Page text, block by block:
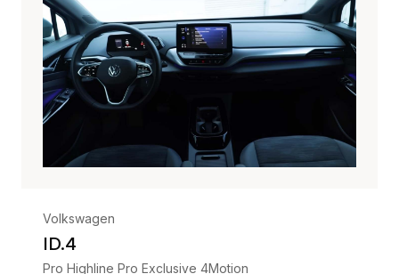
Volkswagen
ID.4
Pro Highline Pro Exclusive 4Motion